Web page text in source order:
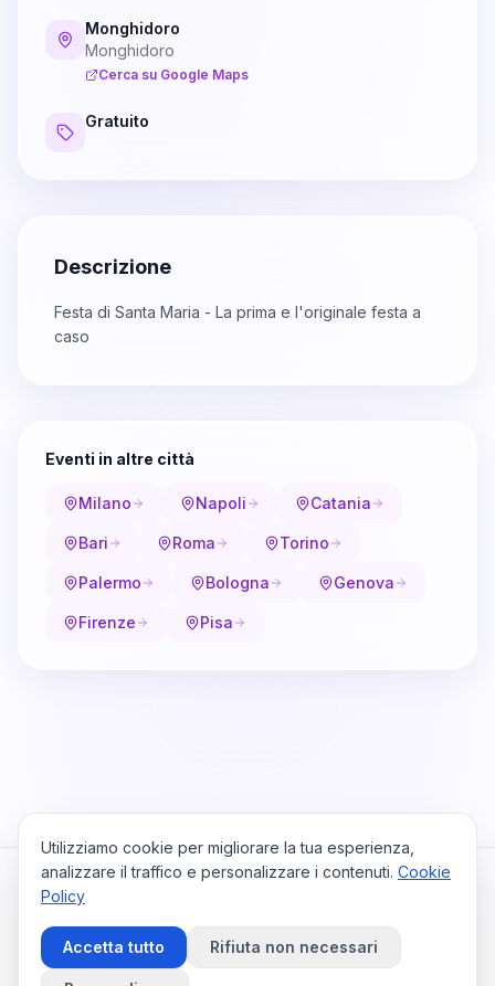
Monghidoro
Monghidoro
Cerca su Google Maps
Gratuito
Descrizione
Festa di Santa Maria - La prima e l'originale festa a
caso
Eventi in altre città
Milano Napoli Catania
Bari Roma Torino
Palermo Bologna Genova
Firenze Pisa
HomeViaggiPrivacy PolicyCookie PolicyContattaci
Preferenze Cookie
Utilizziamo cookie per migliorare la tua esperienza,
analizzare il traffico e personalizzare i contenuti. Cookie
Policy
Accetta tutto Rifiuta non necessari